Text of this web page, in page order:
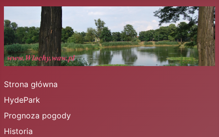
Strona główna
HydePark
Prognoza pogody
Historia